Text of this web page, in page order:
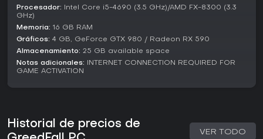
tejiendo una red de tensiones políticas que premia las
decisiones reflexivas.
Las mecánicas clave ligadas a las facciones incluyen:
Seguimiento de reputación que modifica la
disponibilidad de misiones y los finales.
diálogos y misiones.
¿Merece la pena?
Procesador: Intel Core i5-4690 (3.5 GHz)/AMD FX-8300 (3.3
GHz)
Memoria: 16 GB RAM
Gráficos: 4 GB, GeForce GTX 980 / Radeon RX 590
Almacenamiento: 25 GB available space
Notas adicionales: INTERNET CONNECTION REQUIRED FOR
GAME ACTIVATION
Historial de precios de
VER TODO